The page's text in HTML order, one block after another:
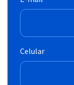
Celular